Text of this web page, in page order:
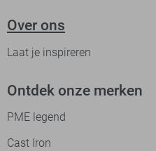
Over ons
Laat je inspireren
Ontdek onze merken
PME legend
Cast Iron